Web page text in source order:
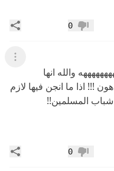
عدم إعجاب
0
عرض
والله انها
!!! اذا ما انجن فيها لازم
شباب المسلمين!!
عدم إعجاب
0